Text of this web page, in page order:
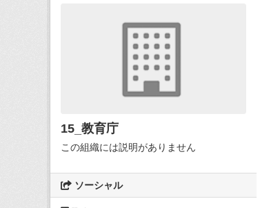
15_教育庁
この組織には説明がありません
ソーシャル